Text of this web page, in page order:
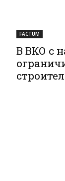
FACTUM
В ВКО с